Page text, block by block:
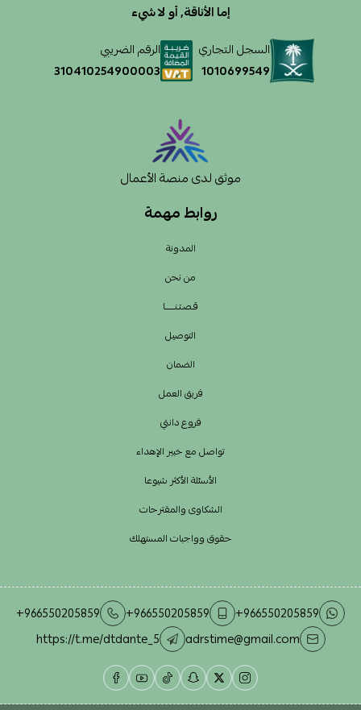
روابط مهمة
المدونة
من نحن
قـصـتـنــــــا
التوصيل
الضمان
فريق العمل
فروع دانتي
تواصل مع خبير الإهداء
الأسئلة الأكثر شيوعا
الشكاوى والمقترحات
حقوق وواجبات المستهلك
إما الأناقة, أو لا شيء
السجل التجاري
1010699549
الرقم الضريبي
310410254900003
موثق لدى منصة الأعمال
+966550205859
+966550205859
+966550205859
adrstime@gmail.com
https://t.me/dtdante_5